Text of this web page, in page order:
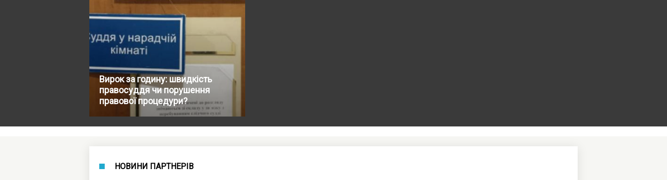
Вирок за годину: швидкість
правосуддя чи порушення
правової процедури?
НОВИНИ ПАРТНЕРІВ